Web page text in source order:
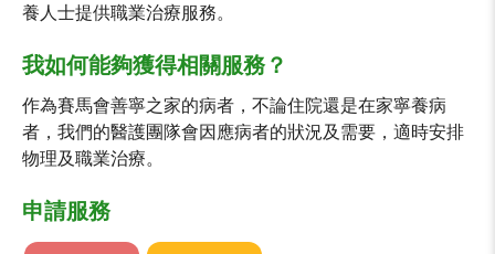
養人士提供職業治療服務。
我如何能夠獲得相關服務？
作為賽馬會善寧之家的病者，不論住院還是在家寧養病
者，我們的醫護團隊會因應病者的狀況及需要，適時安排
物理及職業治療。
申請服務